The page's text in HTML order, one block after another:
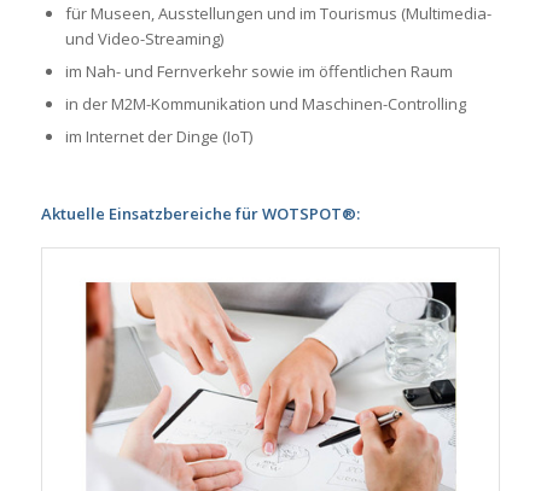
für Museen, Ausstellungen und im Tourismus (Multimedia-
und Video-Streaming)
im Nah- und Fernverkehr sowie im öffentlichen Raum
in der M2M-Kommunikation und Maschinen-Controlling
im Internet der Dinge (IoT)
Aktuelle Einsatzbereiche für WOTSPOT®: